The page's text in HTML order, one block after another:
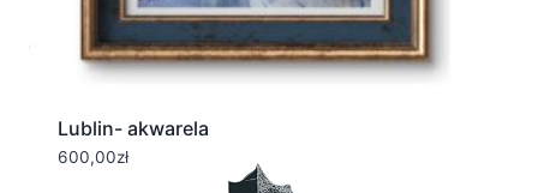
Lublin- akwarela
600,00zł